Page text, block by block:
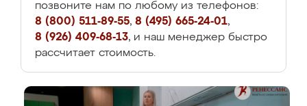
позвоните нам по любому из телефонов:
8 (800) 511-89-55, 8 (495) 665-24-01,
8 (926) 409-68-13, и наш менеджер быстро
рассчитает стоимость.